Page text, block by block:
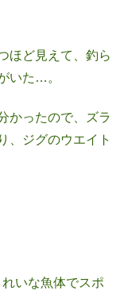
ほど見えて、釣ら
いた…。
かったので、ズラ
、ジグのウエイト
いな魚体でスポ